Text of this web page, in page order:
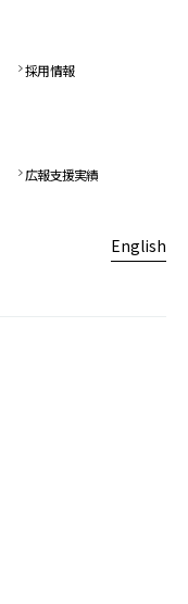
採用情報
広報支援実績
English